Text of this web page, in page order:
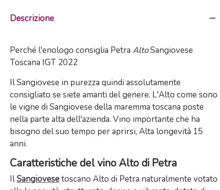
Descrizione
Perché l'enologo consiglia Petra AltoSangiovese
Toscana IGT 2022
Il Sangiovese in purezza quindi assolutamente
consigliato se siete amanti del genere. L'Alto come sono
le vigne di Sangiovese della maremma toscana poste
nella parte alta dell'azienda. Vino importante che ha
bisogno del suo tempo per aprirsi, Alta longevità 15
anni.
Caratteristiche del vino Alto di Petra
IlSangiovesetoscano Alto di Petra naturalmente votato